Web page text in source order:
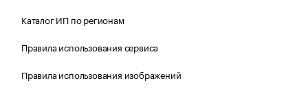
Каталог ИП по регионам
Правила использования сервиса
Правила использования изображений